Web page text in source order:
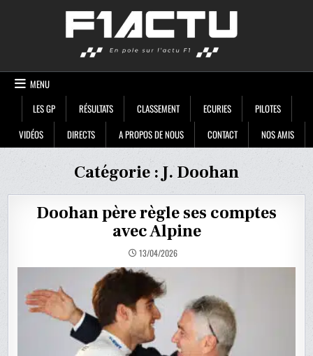
MENU
LES GP
RÉSULTATS CLASSEMENT ECURIES
PILOTES
VIDÉOS
DIRECTS A PROPOS DE NOUS CONTACT NOS AMIS
Catégorie : J. Doohan
Doohan père règle ses comptes
avec Alpine
13/04/2026